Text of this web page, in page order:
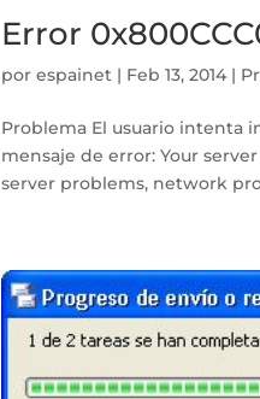
Error
porespainet | Feb 13, 2014 |
Problema El usuario intenta
mensaje de error: Your
server problems, network